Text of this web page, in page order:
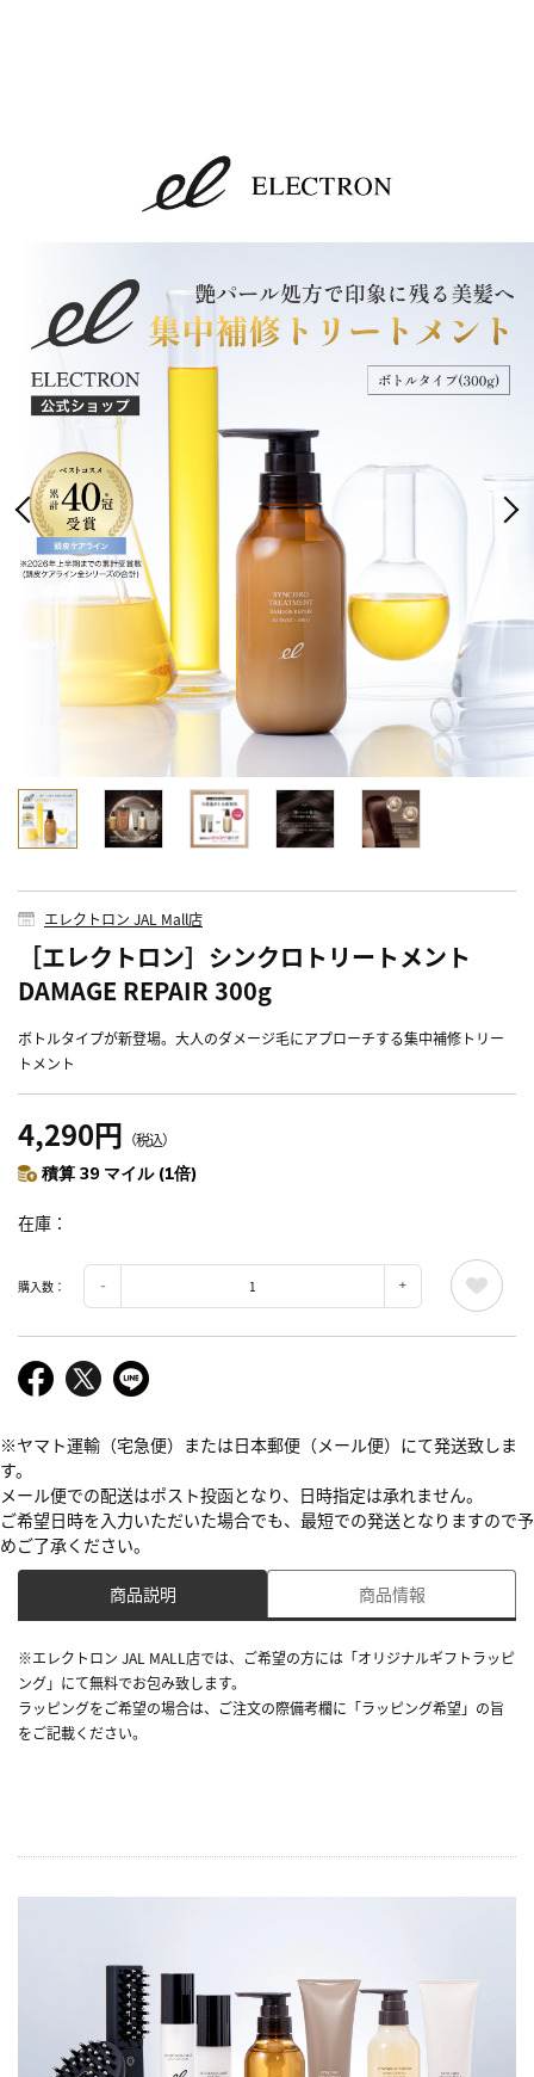
エレクトロン JAL Mall店
［エレクトロン］シンクロトリートメント
DAMAGE REPAIR 300g
ボトルタイプが新登場。大人のダメージ毛にアプローチする集中補修トリー
トメント
4,290円 （税込）
積算 39 マイル (1倍)
在庫
購入数：
※ヤマト運輸（宅急便）または日本郵便（メール便）にて発送致しま
す。
メール便での配送はポスト投函となり、日時指定は承れません。
ご希望日時を入力いただいた場合でも、最短での発送となりますので予
めご了承ください。
商品説明 商品情報
※エレクトロン JAL MALL店では、ご希望の方には「オリジナルギフトラッピ
ング」にて無料でお包み致します。
ラッピングをご希望の場合は、ご注文の際備考欄に「ラッピング希望」の旨
をご記載ください。